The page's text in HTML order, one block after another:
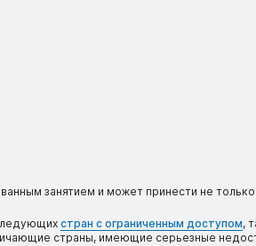
занятием и может принести не
стран с ограниченным доступом,
страны, имеющие серьезные